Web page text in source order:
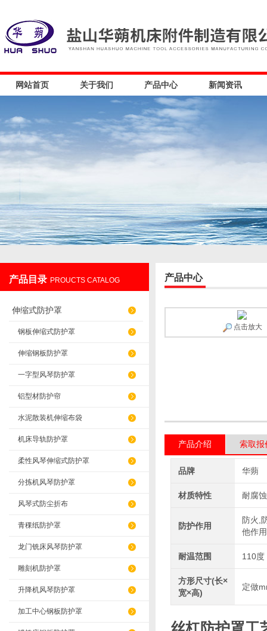
网站首页 关于我们 产品中心 新闻资讯
产品目录 PROUCTS CATALOG
伸缩式防护罩
钢板伸缩式防护罩
伸缩钢板防护罩
一字型风琴防护罩
铝型材防护帘
水泥散装机伸缩布袋
机床导轨防护罩
柔性风琴伸缩式防护罩
分拣机风琴防护罩
风琴式防尘折布
青稞纸防护罩
龙门铣床风琴防护罩
雕刻机防护罩
升降机风琴防护罩
加工中心钢板防护罩
产品中心
点击放大
产品介绍 索取报
品牌 华蒴
材质特性 耐腐蚀
防护作用
防火,
他作用
耐温范围 110度
方形尺寸(长×
宽×高)
定做